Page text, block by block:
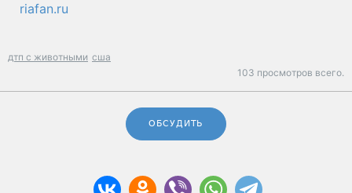
riafan.ru
дтп с животными сша
103 просмотров всего.
ОБСУДИТЬ